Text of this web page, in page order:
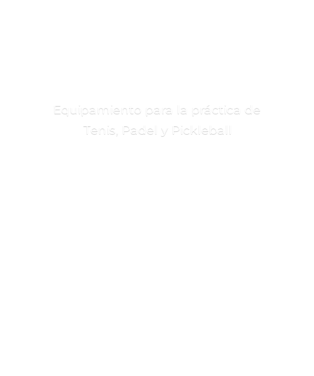
Equipamiento para la práctica de
Tenis, Padel
y Pickleball